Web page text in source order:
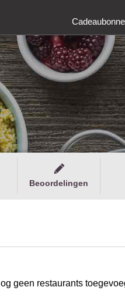
Beoordelingen
geen restaurants